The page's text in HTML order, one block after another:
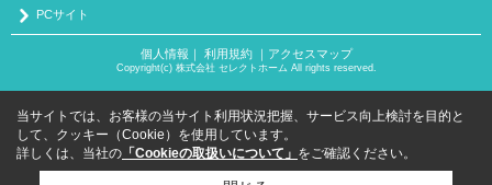
PCサイト
個人情報 利用規約｜ アクセスマップ
Copyright(c) 株式会社 セレクトホーム All rights reserved.
当サイトでは、お客様の当サイト利用状況把握、サービス向上検討を目的と
して、クッキー（Cookie）を使用しています。
詳しくは、当社の 「Cookieの取扱いについて」 をご確認ください。